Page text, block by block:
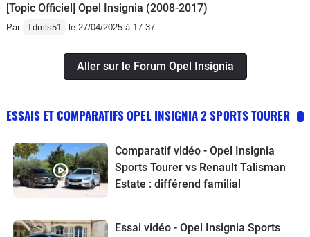
[Topic Officiel] Opel Insignia (2008-2017)
Par Tdmls51 le 27/04/2025 à 17:37
Aller sur le Forum Opel Insignia
ESSAIS ET COMPARATIFS OPEL INSIGNIA 2 SPORTS TOURER
Comparatif vidéo - Opel Insignia
Sports Tourer vs Renault Talisman
Estate : différend familial
Essai vidéo - Opel Insignia Sports